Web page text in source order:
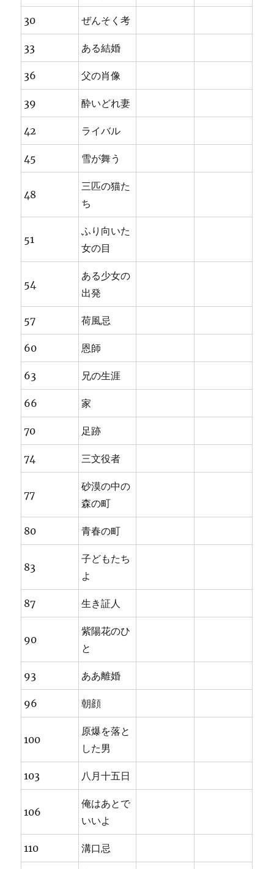
30 ぜんそく考
33 ある結婚
36 父の肖像
39 酔いどれ妻
42 ライバル
45 雪が舞う
48
三匹の猫た
ち
51
ふり向いた
女の目
54
ある少女の
出発
57 荷風忌
60 恩師
63 兄の生涯
66 家
70 足跡
74 三文役者
77
砂漠の中の
森の町
80 青春の町
83
子どもたち
よ
87 生き証人
90
紫陽花のひ
と
93 ああ離婚
96 朝顔
100
原爆を落と
した男
103 八月十五日
106
俺はあとで
いいよ
110 溝口忌